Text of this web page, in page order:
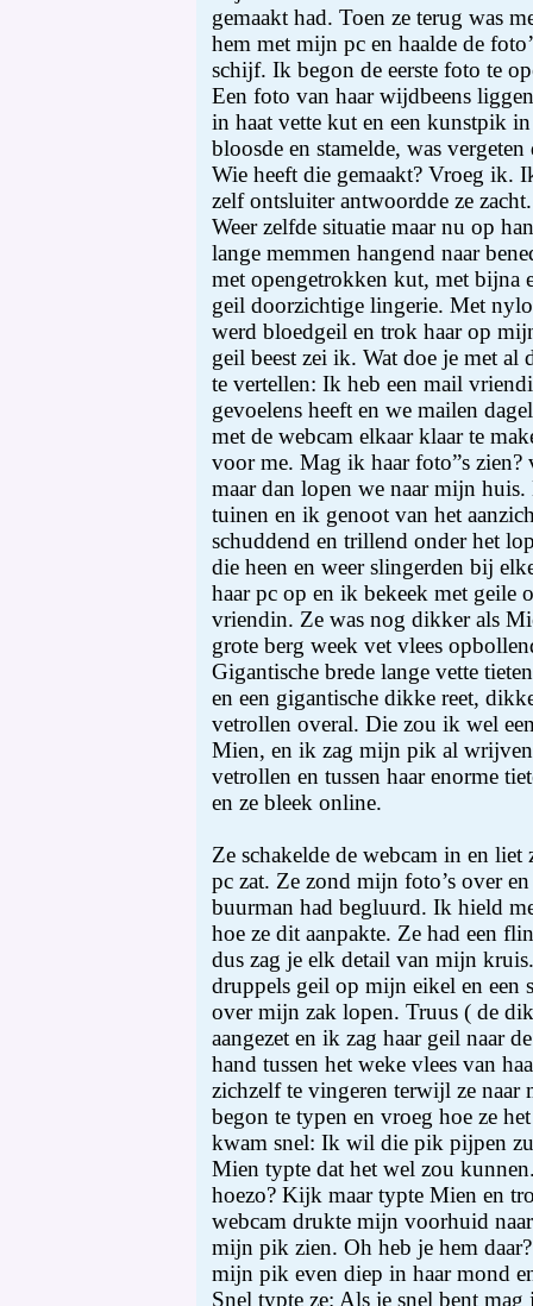
gemaakt had. Toen ze terug was
hem met mijn pc en haalde de
schijf. Ik begon de eerste foto te
Een foto van haar wijdbeens
in haat vette kut en een kunstpik
bloosde en stamelde, was
Wie heeft die gemaakt? Vroeg ik.
zelf ontsluiter antwoordde ze
Weer zelfde situatie maar nu op
lange memmen hangend naar
met opengetrokken kut, met bijna
geil doorzichtige lingerie. Met
werd bloedgeil en trok haar op
geil beest zei ik. Wat doe je met al
te vertellen: Ik heb een mail
gevoelens heeft en we mailen
met de webcam elkaar klaar te
voor me. Mag ik haar foto”s
maar dan lopen we naar mijn
tuinen en ik genoot van het
schuddend en trillend onder het
die heen en weer slingerden bij
haar pc op en ik bekeek met geile
vriendin. Ze was nog dikker als
grote berg week vet vlees
Gigantische brede lange vette
en een gigantische dikke reet,
vetrollen overal. Die zou ik wel
Mien, en ik zag mijn pik al
vetrollen en tussen haar enorme
en ze bleek online.
Ze schakelde de webcam in en liet
pc zat. Ze zond mijn foto’s over
buurman had begluurd. Ik hield
hoe ze dit aanpakte. Ze had een
dus zag je elk detail van mijn
druppels geil op mijn eikel en een
over mijn zak lopen. Truus ( de
aangezet en ik zag haar geil naar
hand tussen het weke vlees van
zichzelf te vingeren terwijl ze
begon te typen en vroeg hoe ze
kwam snel: Ik wil die pik pijpen
Mien typte dat het wel zou
hoezo? Kijk maar typte Mien en
webcam drukte mijn voorhuid
mijn pik zien. Oh heb je hem
mijn pik even diep in haar mond
Snel typte ze: Als je snel bent